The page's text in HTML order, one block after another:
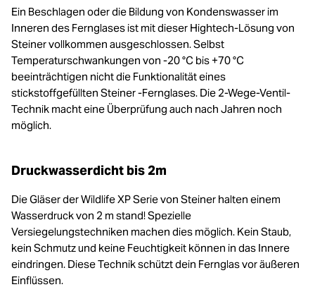
Ein Beschlagen oder die Bildung von Kondenswasser im
Inneren des Fernglases ist mit dieser Hightech-Lösung von
Steiner vollkommen ausgeschlossen. Selbst
Temperaturschwankungen von -20 °C bis +70 °C
beeinträchtigen nicht die Funktionalität eines
stickstoffgefüllten Steiner -Fernglases. Die 2-Wege-Ventil-
Technik macht eine Überprüfung auch nach Jahren noch
möglich.
Druckwasserdicht bis 2m
Die Gläser der Wildlife XP Serie von Steiner halten einem
Wasserdruck von 2 m stand! Spezielle
Versiegelungstechniken machen dies möglich. Kein Staub,
kein Schmutz und keine Feuchtigkeit können in das Innere
eindringen. Diese Technik schützt dein Fernglas vor äußeren
Einflüssen.